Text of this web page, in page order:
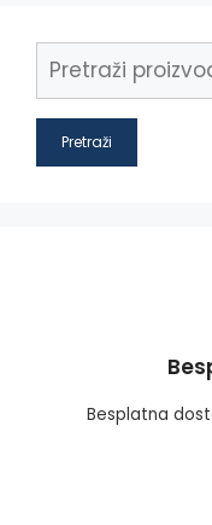
Pretraži
Besplatna